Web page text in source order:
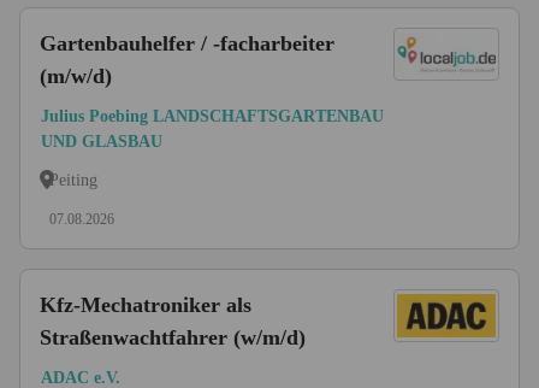
Gartenbauhelfer / -facharbeiter
(m/w/d)
Julius Poebing LANDSCHAFTSGARTENBAU
UND GLASBAU
Peiting
07.08.2026
Kfz-Mechatroniker als
Straßenwachtfahrer (w/m/d)
ADAC e.V.